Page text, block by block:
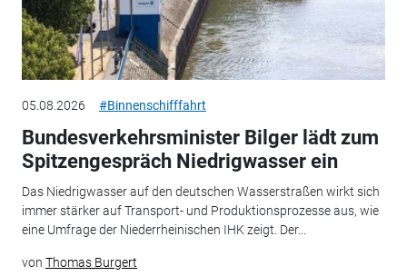
05.08.2026 #Binnenschifffahrt
Bundesverkehrsminister Bilger lädt zum
Spitzengespräch Niedrigwasser ein
Das Niedrigwasser auf den deutschen Wasserstraßen wirkt sich
immer stärker auf Transport- und Produktionsprozesse aus, wie
eine Umfrage der Niederrheinischen IHK zeigt. Der...
von Thomas Burgert